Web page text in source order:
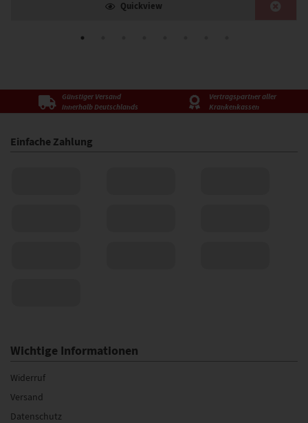
Quickview
Günstiger Versand
innerhalb Deutschlands
Vertragspartner aller
Krankenkassen
Einfache Zahlung
Wichtige Informationen
Widerruf
Versand
Datenschutz